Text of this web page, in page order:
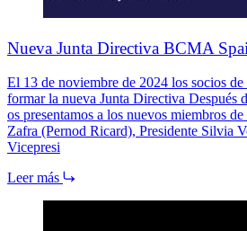
Nueva Junta Directiva BCMA
El 13 de noviembre de 2024 los socios
formar la nueva Junta Directiva Después
os presentamos a los nuevos miembros
Zafra (Pernod Ricard), Presidente Silvia
Vicepresi
Leer más